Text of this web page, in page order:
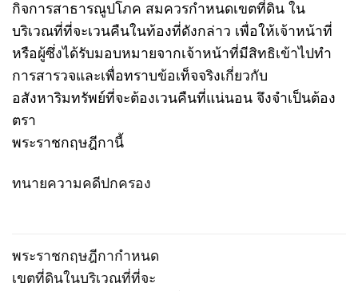
กิจการสาธารณูปโภค สมควรกำหนดเขตที่ดิน ใน
บริเวณที่ที่จะเวนคืนในท้องที่ดังกล่าว เพื่อให้เจ้าหน้าที่
หรือผู้ซึ่งได้รับมอบหมายจากเจ้าหน้าที่มีสิทธิเข้าไปทำ
การสารวจและเพื่อทราบข้อเท็จจริงเกี่ยวกับ
อสังหาริมทรัพย์ที่จะต้องเวนคืนที่แน่นอน จึงจำเป็นต้อง
ตรา
พระราชกฤษฎีกานี้
ทนายความคดีปกครอง
พระราชกฤษฎีกากำหนด
เขตที่ดินในบริเวณที่ที่จะ